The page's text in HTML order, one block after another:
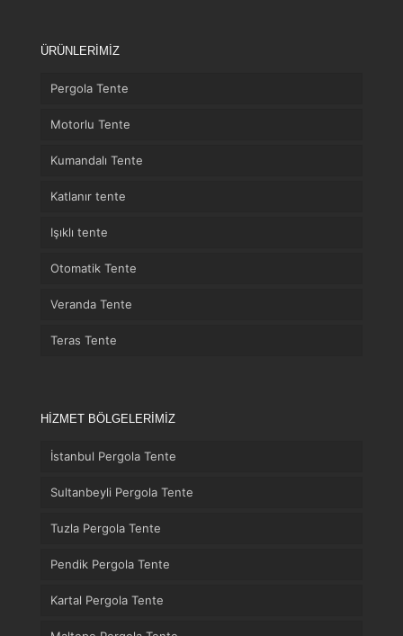
ÜRÜNLERİMİZ
Pergola Tente
Motorlu Tente
Kumandalı Tente
Katlanır tente
Işıklı tente
Otomatik Tente
Veranda Tente
Teras Tente
HİZMET BÖLGELERİMİZ
İstanbul Pergola Tente
Sultanbeyli Pergola Tente
Tuzla Pergola Tente
Pendik Pergola Tente
Kartal Pergola Tente